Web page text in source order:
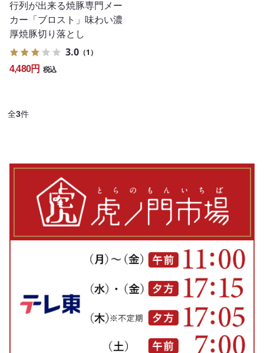
行列が出来る焼豚専門メー
カー「ブロスト」味わい濃
厚焼豚切り落とし
3.0 （1）
4,480円 税込
全3件